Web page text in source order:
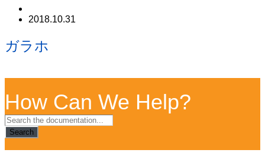
2018.10.31
ガラホ
How Can We Help?
Search